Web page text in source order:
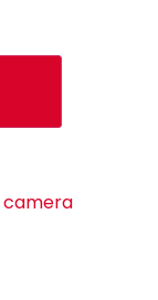
camera